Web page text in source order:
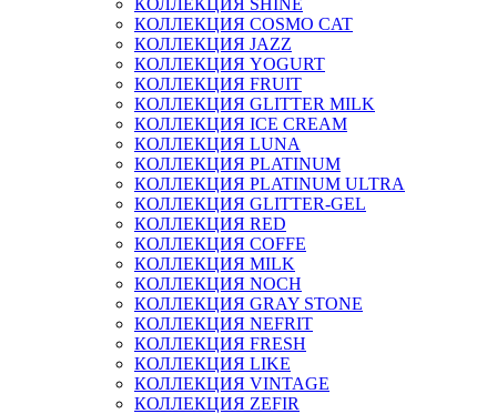
КОЛЛЕКЦИЯ COSMO CAT
КОЛЛЕКЦИЯ JAZZ
КОЛЛЕКЦИЯ YOGURT
КОЛЛЕКЦИЯ FRUIT
КОЛЛЕКЦИЯ GLITTER MILK
КОЛЛЕКЦИЯ ICE CREAM
КОЛЛЕКЦИЯ LUNA
КОЛЛЕКЦИЯ PLATINUM
КОЛЛЕКЦИЯ PLATINUM ULTRA
КОЛЛЕКЦИЯ GLITTER-GEL
КОЛЛЕКЦИЯ RED
КОЛЛЕКЦИЯ COFFE
КОЛЛЕКЦИЯ MILK
КОЛЛЕКЦИЯ NOCH
КОЛЛЕКЦИЯ GRAY STONE
КОЛЛЕКЦИЯ NEFRIT
КОЛЛЕКЦИЯ FRESH
КОЛЛЕКЦИЯ LIKE
КОЛЛЕКЦИЯ VINTAGE
КОЛЛЕКЦИЯ ZEFIR